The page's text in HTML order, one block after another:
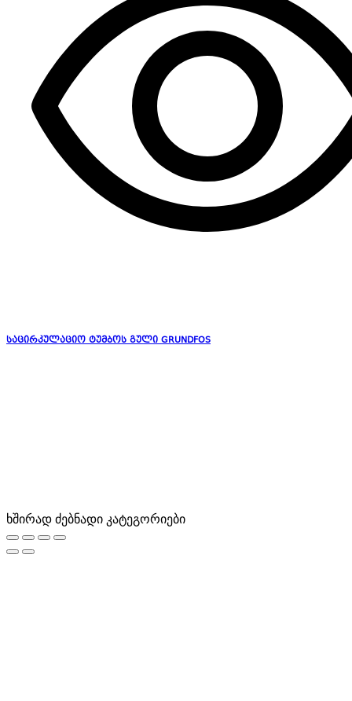
საცირკულაციო ტუმბოს გული GRUNDFOS
ხშირად ძებნადი კატეგორიები